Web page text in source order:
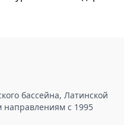
бассейна, Латинской
направлениям с 1995